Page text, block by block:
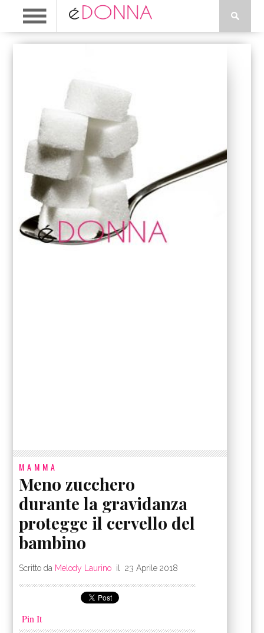
MAMMA
Meno zucchero
durante la gravidanza
protegge il cervello del
bambino
Scritto da Melody Laurino il23 Aprile 2018
Pin It